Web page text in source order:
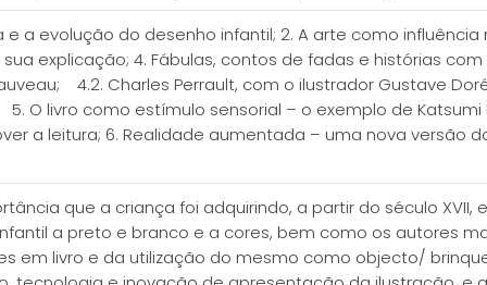
e a evolução do desenho infantil; 2. A arte como
sua explicação; 4. Fábulas, contos de fadas e histórias
4.2. Charles Perrault, com o ilustrador Gustave
O livro como estímulo sensorial – o exemplo de
a leitura; 6. Realidade aumentada – uma nova versão
que a criança foi adquirindo, a partir do século
a preto e branco e a cores, bem como os autores
em livro e da utilização do mesmo como objecto/